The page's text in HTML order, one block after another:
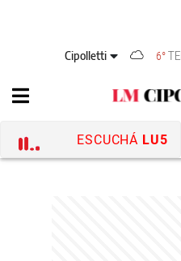
Cipolletti 6°
ESCUCHÁ LU5